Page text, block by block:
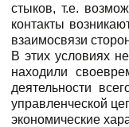
стыков, т.е.
контакты
взаимосвязи
В этих условиях
находили
деятельности
управленческой
экономические